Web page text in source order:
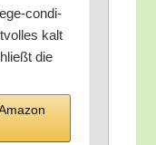
con­di­
kalt
die